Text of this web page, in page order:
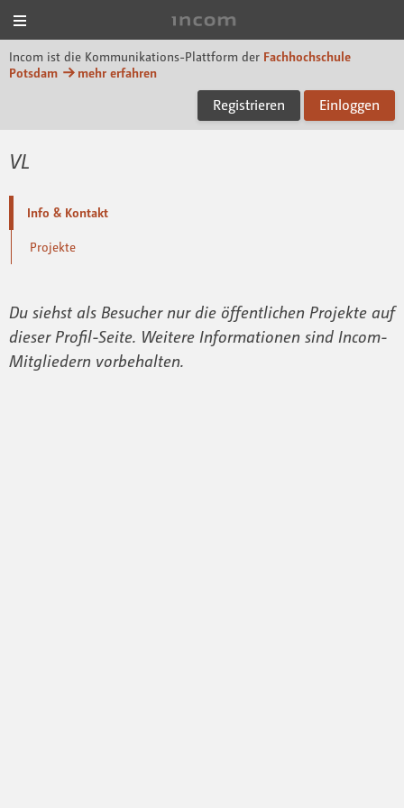
Incom ist die Kommunikations-Plattform der Fachhochschule
Potsdam
mehr erfahren
Registrieren Einloggen
VL
Info & Kontakt
Projekte
Du siehst als Besucher nur die öffentlichen Projekte auf
dieser Profil-Seite. Weitere Informationen sind Incom-
Mitgliedern vorbehalten.